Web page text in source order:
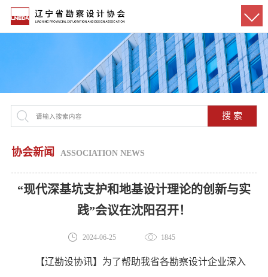
搜 索
协会新闻 ASSOCIATION NEWS
“现代深基坑支护和地基设计理论的创新与实
践”会议在沈阳召开！
2024-06-25 1845
【辽勘设协讯】为了帮助我省各勘察设计企业深入